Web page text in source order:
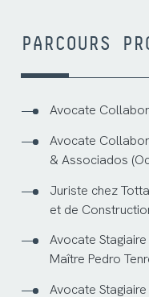
PARCOURS
Avocate
Avocate
& Associados
Juriste chez
et de
Avocate
Maître Pedro
Avocate